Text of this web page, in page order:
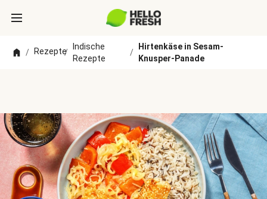
/ Rezepte/
Indische
Rezepte
/
Hirtenkäse in Sesam-
Knusper-Panade